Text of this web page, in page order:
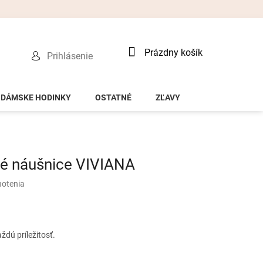
Prihlásenie
Nákupný
Prázdny košík
DÁMSKE HODINKY OSTATNÉ ZĽAVY
náušnice VIVIANA
príležitosť.